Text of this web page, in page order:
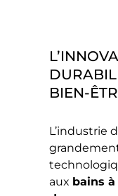
BIEN-
L’industrie
aux bains